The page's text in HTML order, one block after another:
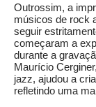
Outrossim, a
músicos de rock
seguir
começaram a
durante a
Maurício
jazz, ajudou a
refletindo uma